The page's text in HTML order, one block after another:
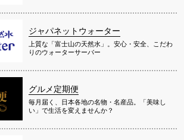
ジャパネットウォーター
上質な「富士山の天然水」。安心・安全、こだわ
りのウォーターサーバー
グルメ定期便
毎月届く、日本各地の名物・名産品。「美味し
い」で生活を変えませんか？